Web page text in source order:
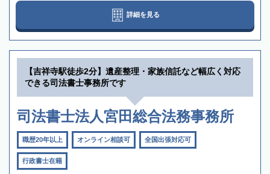
詳細を見る
【吉祥寺駅徒歩2分】遺産整理・家族信託など幅広く対応
できる司法書士事務所です
司法書士法人宮田総合法務事務所
職歴20年以上 オンライン相談可 全国出張対応可
行政書士在籍